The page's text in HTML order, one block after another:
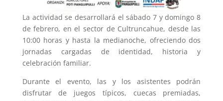
La actividad se desarrollará el sábado 7 y domingo 8
de febrero, en el sector de Cultruncahue, desde las
10:00 horas y hasta la medianoche, ofreciendo dos
jornadas cargadas de identidad, historia y
celebración familiar.
Durante el evento, las y los asistentes podrán
disfrutar de juegos típicos, cuecas premiadas,